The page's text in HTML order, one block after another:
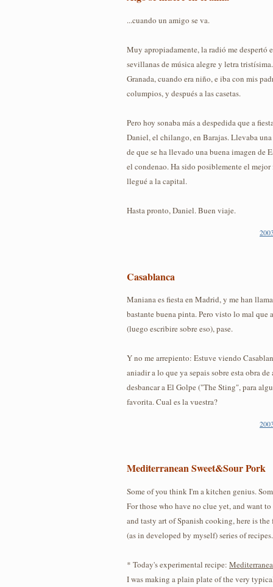
...cuando un amigo se va.
Muy apropiadamente, la radió me despertó
sevillanas de música alegre y letra
Granada, cuando era niño, e iba con mis
columpios, y después a las casetas.
Pero hoy sonaba más a despedida que a
Daniel, el chilango, en Barajas. Llevaba una
de que se ha llevado una buena imagen de
el condenao. Ha sido posiblemente el mejor
llegué a la capital.
Hasta pronto, Daniel. Buen viaje.
Casablanca
Maniana es fiesta en Madrid, y me han
bastante buena pinta. Pero visto lo mal que
(luego escribire sobre eso), pase.
Y no me arrepiento: Estuve viendo
aniadir a lo que ya sepais sobre esta obra de
desbancar a El Golpe ("The Sting", para
favorita. Cual es la vuestra?
Mediterranean Sweet&Sour Pork
Some of you think I'm a kitchen genius.
For those who have no clue yet, and want
and tasty art of Spanish cooking, here is
(as in developed by myself) series of recipes.
* Today's experimental recipe:
I was making a plain plate of the very